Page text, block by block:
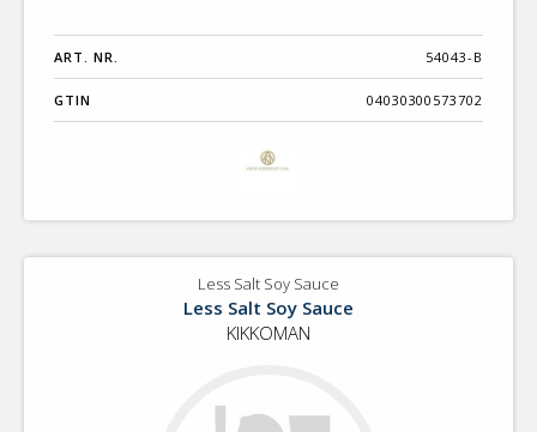
ART. NR. 54043-B
GTIN 04030300573702
Less Salt Soy Sauce
Less Salt Soy Sauce
KIKKOMAN